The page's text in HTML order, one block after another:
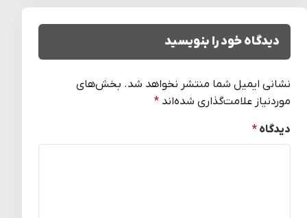
دیدگاه خود را بنویسید
نشانی ایمیل شما منتشر نخواهد شد. بخش‌های
موردنیاز علامت‌گذاری شده‌اند *
دیدگاه *